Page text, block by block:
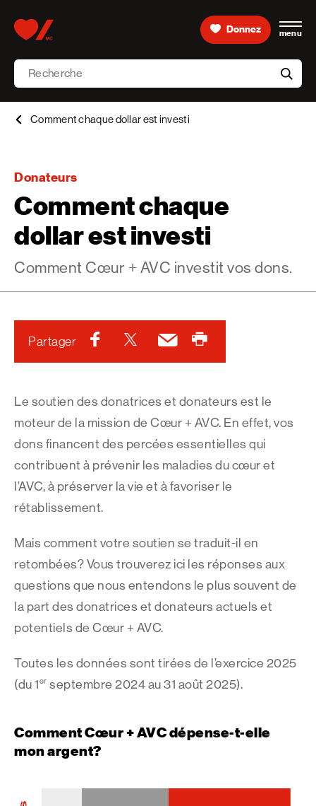
Donnez menu
Recherche
aria-
Comment chaque dollar est investi
Donateurs
Comment chaque
dollar est investi
Comment Cœur + AVC investit vos dons.
Partager Facebook
TwitterCourriel
Le soutien des donatrices et donateurs est le
moteur de la mission de Cœur + AVC. En effet, vos
dons financent des percées essentielles qui
contribuent à prévenir les maladies du cœur et
l’AVC, à préserver la vie et à favoriser le
rétablissement.
Mais comment votre soutien se traduit-il en
retombées? Vous trouverez ici les réponses aux
questions que nous entendons le plus souvent de
la part des donatrices et donateurs actuels et
potentiels de Cœur + AVC.
Toutes les données sont tirées de l’exercice 2025
(du 1er septembre 2024 au 31 août 2025).
Comment Cœur + AVC dépense-t-elle
mon argent?